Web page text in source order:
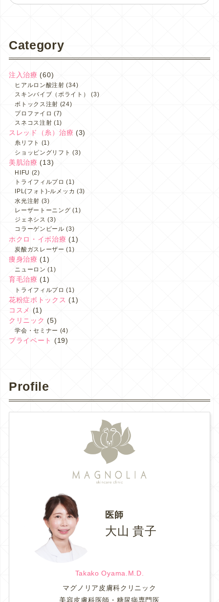
Category
注入治療 (60)
ヒアルロン酸注射 (34)
スキンバイブ（ボライト）
(3)
ボトックス注射 (24)
プロファイロ (7)
スネコス注射 (1)
スレッド（糸）治療 (3)
糸リフト (1)
ショッピングリフト (3)
美肌治療 (13)
HIFU (2)
トライフィルプロ (1)
IPL(フォト)-ルメッカ (3)
水光注射 (3)
レーザートーニング (1)
ジェネシス (3)
コラーゲンピール (3)
ホクロ・イボ治療 (1)
炭酸ガスレーザー (1)
痩身治療 (1)
ニューロン (1)
育毛治療 (1)
トライフィルプロ (1)
花粉症ボトックス (1)
コスメ (1)
クリニック (5)
学会・セミナー (4)
プライベート (19)
Profile
医師
大山 貴子
Takako Oyama.M.D.
マグノリア皮膚科クリニック
美容皮膚科医師・糖尿病専門医